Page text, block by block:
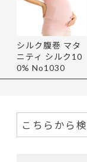
シルク腹巻 マタ
ニティ シルク10
0% No1030